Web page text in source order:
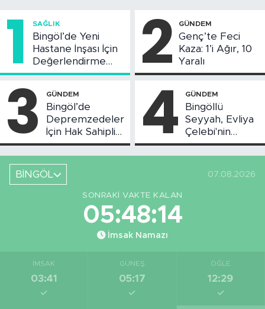
1 SAĞLIK
Bingöl’de Yeni
Hastane İnşası İçin
Değerlendirme
Toplantısı Yapıldı
2 GÜNDEM
Genç’te Feci
Kaza: 1’i Ağır, 10
Yaralı
3 GÜNDEM
Bingöl’de
Depremzedeler
İçin Hak Sahipliği
Askı Süreci
Başladı
4 GÜNDEM
Bingöllü
Seyyah, Evliya
Çelebi'nin
Bahsettiği
Bingöl'deki O
BİNGÖL 07.08.2026
SONRAKI VAKTE KALAN
05:48:14
İmsak Namazı
İMSAK
03:41
GÜNEŞ
05:17
ÖĞLE
12:29